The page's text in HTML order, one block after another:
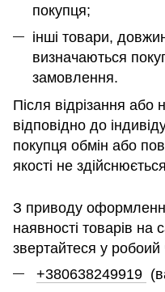
покупця;
інші товари,
визначаються
замовлення.
Після відрізання або
відповідно до
покупця обмін або
якості не
З приводу
наявності товарів на
звертайтеся у робоий
+380638249919